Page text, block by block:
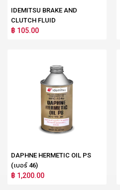
IDEMITSU BRAKE AND
CLUTCH FLUID
฿ 105.00
DAPHNE HERMETIC OIL PS
(เบอร์ 46)
฿ 1,200.00